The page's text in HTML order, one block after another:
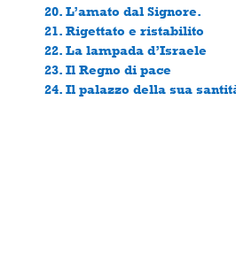
20. L’amato dal Signore.
21. Rigettato e ristabilito
22. La lampada d’Israele
23. Il Regno di pace
24. Il palazzo della sua